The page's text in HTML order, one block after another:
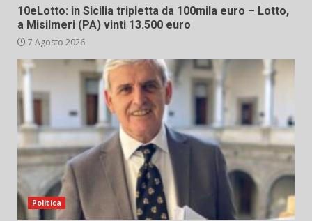
10eLotto: in Sicilia tripletta da 100mila euro – Lotto,
a Misilmeri (PA) vinti 13.500 euro
7 Agosto 2026
Politica